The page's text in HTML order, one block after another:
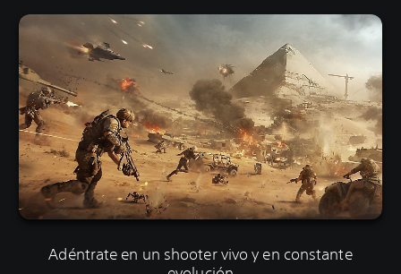
Adéntrate en un shooter vivo y en constante